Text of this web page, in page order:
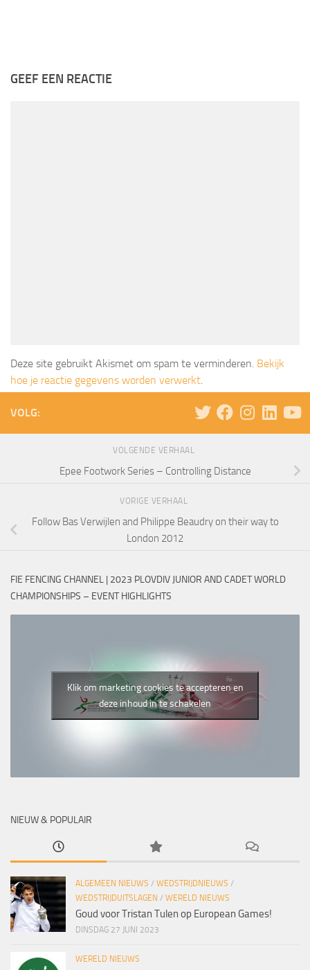
GEEF EEN REACTIE
Deze site gebruikt Akismet om spam te verminderen. Bekijk
hoe je reactie gegevens worden verwerkt.
VOLG:
VOLGENDE VERHAAL
Epee Footwork Series – Controlling Distance
VORIGE VERHAAL
Follow Bas Verwijlen and Philippe Beaudry on their way to
London 2012
FIE FENCING CHANNEL | 2023 PLOVDIV JUNIOR AND CADET WORLD
CHAMPIONSHIPS – EVENT HIGHLIGHTS
Klik om marketing cookies te accepteren en
deze inhoud in te schakelen
NIEUW & POPULAIR
ALGEMEEN NIEUWS / WEDSTRIJDNIEUWS /
WEDSTRIJDUITSLAGEN / WERELD NIEUWS
Goud voor Tristan Tulen op European Games!
DINSDAG 27 JUNI 2023
WERELD NIEUWS